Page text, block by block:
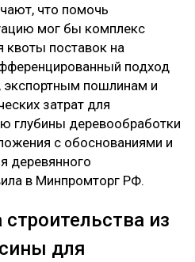
что помочь
мог бы комплекс
квоты поставок на
подход
пошлинам и
затрат для
глубины деревообработки
с обоснованиями и
деревянного
в Минпромторг РФ.
из
для